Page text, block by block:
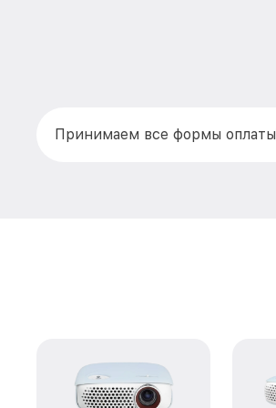
Принимаем все формы оплаты